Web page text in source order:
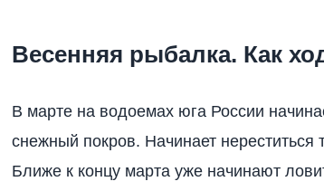
Весенняя рыбалка. Как
В марте на водоемах юга России
снежный покров. Начинает нереститься
Ближе к концу марта уже начинают